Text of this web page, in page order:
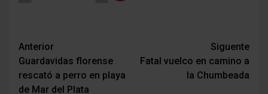
Navegación
de
entradas
Anterior
Guardavidas florense
rescató a perro en playa
de Mar del Plata
Siguente
Fatal vuelco en camino a
la Chumbeada